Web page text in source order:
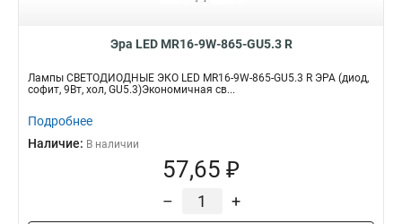
Эра LED MR16-9W-865-GU5.3 R
Лампы СВЕТОДИОДНЫЕ ЭКО LED MR16-9W-865-GU5.3 R ЭРА (диод,
софит, 9Вт, хол, GU5.3)Экономичная св...
Подробнее
Наличие: В наличии
57,65 ₽
– +